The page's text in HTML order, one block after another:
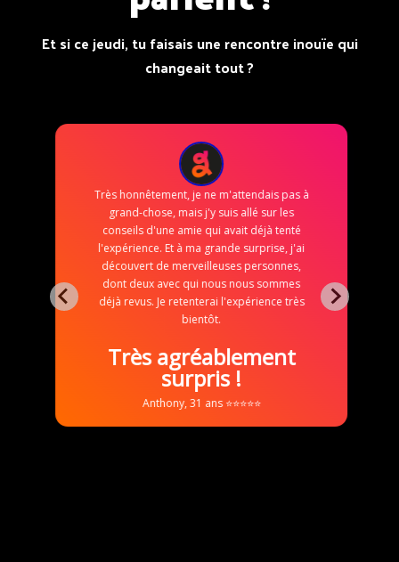
Et si ce jeudi, tu faisais une rencontre inouïe qui
changeait tout ?
Très honnêtement, je ne m'attendais pas à
grand-chose, mais j'y suis allé sur les
conseils d'une amie qui avait déjà tenté
l'expérience. Et à ma grande surprise, j'ai
découvert de merveilleuses personnes,
dont deux avec qui nous nous sommes
déjà revus. Je retenterai l'expérience très
bientôt.
Très agréablement
surpris !
Anthony, 31 ans ⭐⭐⭐⭐⭐